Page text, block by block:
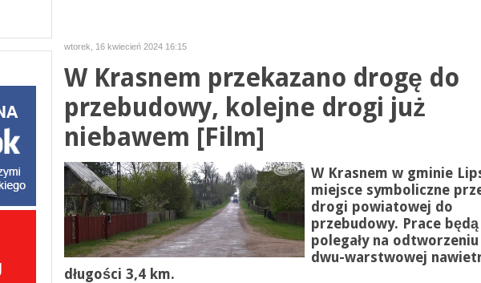
wtorek, 16 kwiecień 2024 16:15
W Krasnem przekazano drogę do
przebudowy, kolejne drogi już
niebawem [Film]
W Krasnem w gminie
miejsce symboliczne
drogi powiatowej do
przebudowy. Prace będą
polegały na
dwu-warstwowej
długości 3,4 km.